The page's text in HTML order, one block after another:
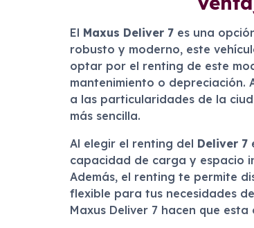
El Maxus Deliver 7es una
robusto y moderno, este
optar por el renting de este
mantenimiento o depreciación.
a las particularidades de la
más sencilla.
Al elegir el renting del Deliver 7
capacidad de carga y espacio
Además, el renting te permite
flexible para tus necesidades
Maxus Deliver 7 hacen que